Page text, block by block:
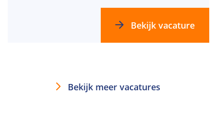
Bekijk vacature
Bekijk meer vacatures